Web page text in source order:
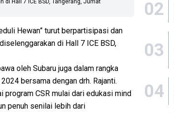
Hall 7 ICE BSD, Tangerang, Jumat
Hewan” turut berpartisipasi dan
di Hall 7 ICE BSD,
oleh Subaru juga dalam rangka
bersama dengan drh. Rajanti.
program CSR mulai dari edukasi mind
penuh senilai lebih dari
02
03
04